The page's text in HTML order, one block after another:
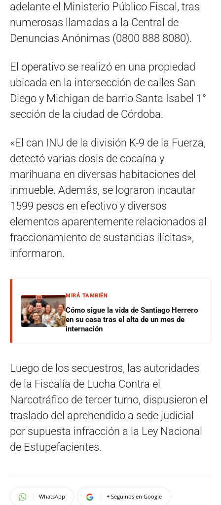
adelante el Ministerio Público Fiscal, tras
numerosas llamadas a la Central de
Denuncias Anónimas (0800 888 8080).
El operativo se realizó en una propiedad
ubicada en la intersección de calles San
Diego y Michigan de barrio Santa Isabel 1°
sección de la ciudad de Córdoba.
«El can INU de la división K-9 de la Fuerza,
detectó varias dosis de cocaína y
marihuana en diversas habitaciones del
inmueble. Además, se lograron incautar
1599 pesos en efectivo y diversos
elementos aparentemente relacionados al
fraccionamiento de sustancias ilícitas»,
informaron.
MIRÁ TAMBIÉN
Cómo sigue la vida de Santiago Herrero
en su casa tras el alta de un mes de
internación
Luego de los secuestros, las autoridades
de la Fiscalía de Lucha Contra el
Narcotráfico de tercer turno, dispusieron el
traslado del aprehendido a sede judicial
por supuesta infracción a la Ley Nacional
de Estupefacientes.
WhatsApp + Seguinos en Google